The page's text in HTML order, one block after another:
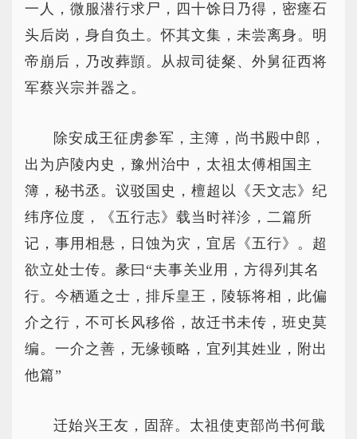
一人，微服潜行求尸，四十馀日乃得，密瘗石
头后岗，身自负土。怀其文集，未尝离身。明
帝崩后，乃改葬顗。从叔司徒粲、外舅征西将
军蔡兴宗并器之。
除安成王征虏参军，主簿，尚书殿中郎，
出为庐陵内史，豫州治中，太祖太傅相国主
簿，秘书丞。议驳国史，檀超以《天文志》纪
纬序位度，《五行志》载当时祥沴，二篇所
记，事用相悬，日蚀为灾，宜居《五行》。超
欲立处士传。彖曰“夫事关业用，方得列其名
行。今栖遁之士，排斥皇王，陵轹将相，此偏
介之行，不可长风移俗，故迁书未传，班史莫
编。一介之善，无缘顿略，宜列其姓业，附出
他篇”
迁始兴王友，固辞。太祖使吏部尚书何戢